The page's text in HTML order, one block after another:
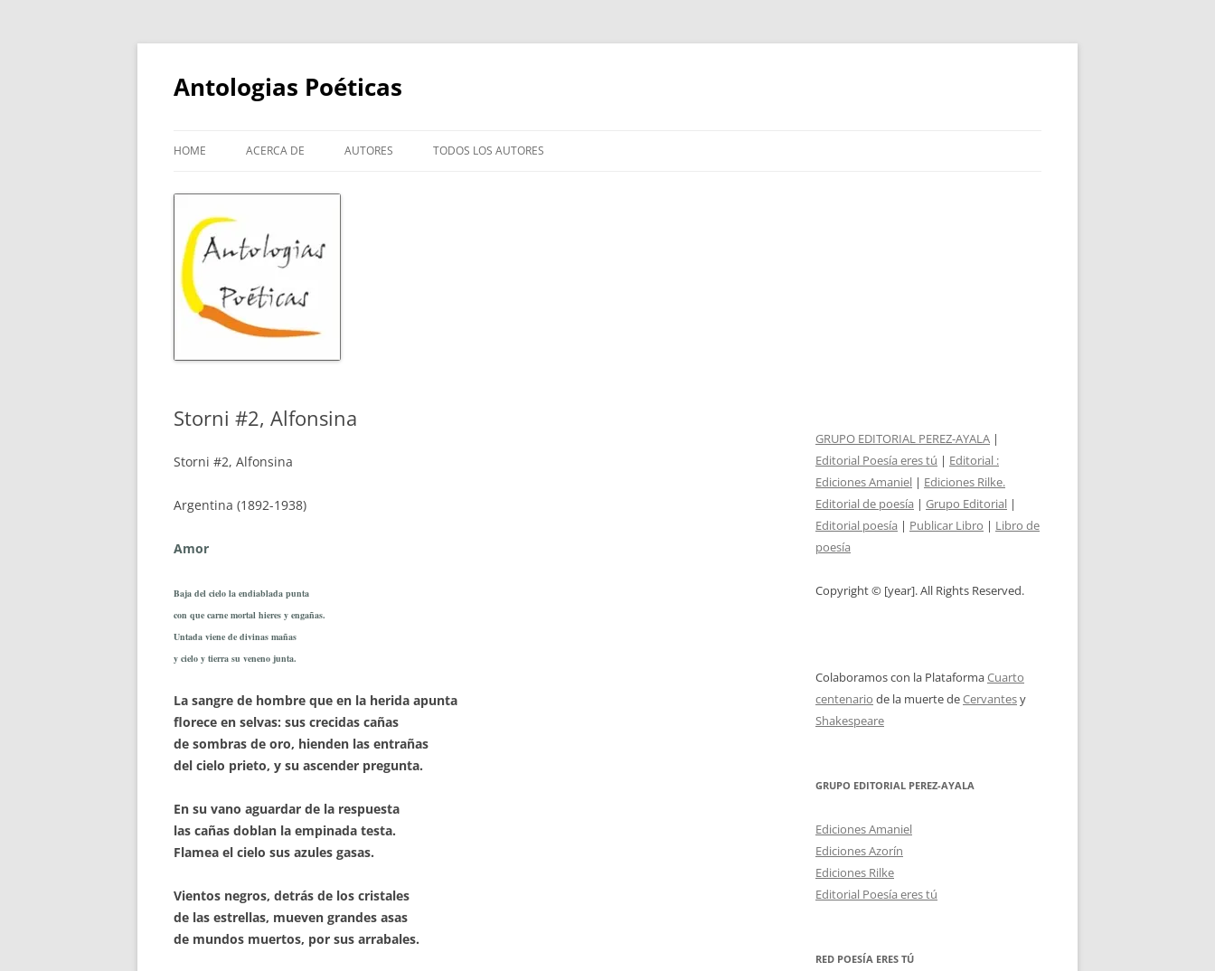
Skip
Antologias Poéticas
HOME ACERCA DE AUTORES TODOS LOS AUTORES
Storni #2, Alfonsina
Storni #2, Alfonsina
Argentina (1892-1938)
Amor
Baja del cielo la endiablada punta
con que carne mortal hieres y engañas.
Untada viene de divinas mañas
y cielo y tierra su veneno junta.
La sangre de hombre que en la herida apunta
florece en selvas: sus crecidas cañas
de sombras de oro, hienden las entrañas
del cielo prieto, y su ascender pregunta.
En su vano aguardar de la respuesta
las cañas doblan la empinada testa.
Flamea el cielo sus azules gasas.
Vientos negros, detrás de los cristales
de las estrellas, mueven grandes asas
de mundos muertos, por sus arrabales.
GRUPO EDITORIAL PEREZ-AYALA |
Editorial Poesía eres tú | Editorial :
Ediciones Amaniel | Ediciones Rilke.
Editorial de poesía | Grupo Editorial |
Editorial poesía | Publicar Libro | Libro de
poesía
Copyright © [year]. All Rights Reserved.
Colaboramos con la PlataformaCuarto
centenario de la muerte deCervantesy
Shakespeare
GRUPO EDITORIAL PEREZ-AYALA
Ediciones Amaniel
Ediciones Azorín
Ediciones Rilke
Editorial Poesía eres tú
RED POESÍA ERES TÚ